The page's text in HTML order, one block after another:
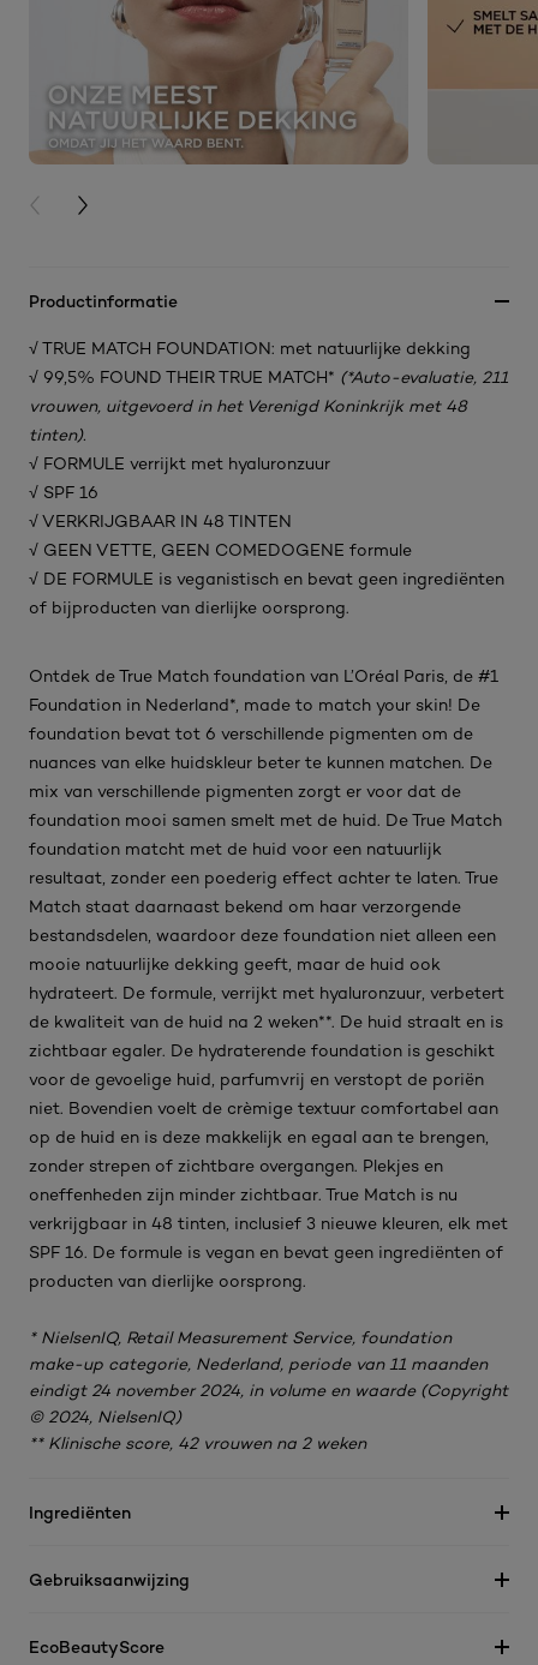
PREVIOUS CARD
NEXT CARD
Productinformatie
√ TRUE MATCH FOUNDATION: met natuurlijke dekking
√ 99,5% FOUND THEIR TRUE MATCH* (*Auto-evaluatie, 211
vrouwen, uitgevoerd in het Verenigd Koninkrijk met 48
tinten).
√ FORMULE verrijkt met hyaluronzuur
√ SPF 16
√ VERKRIJGBAAR IN 48 TINTEN
√ GEEN VETTE, GEEN COMEDOGENE formule
√ DE FORMULE is veganistisch en bevat geen ingrediënten
of bijproducten van dierlijke oorsprong.
Ontdek de True Match foundation van L’Oréal Paris, de #1
Foundation in Nederland*, made to match your skin! De
foundation bevat tot 6 verschillende pigmenten om de
nuances van elke huidskleur beter te kunnen matchen. De
mix van verschillende pigmenten zorgt er voor dat de
foundation mooi samen smelt met de huid. De True Match
foundation matcht met de huid voor een natuurlijk
resultaat, zonder een poederig effect achter te laten. True
Match staat daarnaast bekend om haar verzorgende
bestandsdelen, waardoor deze foundation niet alleen een
mooie natuurlijke dekking geeft, maar de huid ook
hydrateert. De formule, verrijkt met hyaluronzuur, verbetert
de kwaliteit van de huid na 2 weken**. De huid straalt en is
zichtbaar egaler. De hydraterende foundation is geschikt
voor de gevoelige huid, parfumvrij en verstopt de poriën
niet. Bovendien voelt de crèmige textuur comfortabel aan
op de huid en is deze makkelijk en egaal aan te brengen,
zonder strepen of zichtbare overgangen. Plekjes en
oneffenheden zijn minder zichtbaar. True Match is nu
verkrijgbaar in 48 tinten, inclusief 3 nieuwe kleuren, elk met
SPF 16. De formule is vegan en bevat geen ingrediënten of
producten van dierlijke oorsprong.
* NielsenIQ, Retail Measurement Service, foundation
make-up categorie, Nederland, periode van 11 maanden
eindigt 24 november 2024, in volume en waarde (Copyright
© 2024, NielsenIQ)
** Klinische score, 42 vrouwen na 2 weken
Ingrediënten
Gebruiksaanwijzing
EcoBeautyScore